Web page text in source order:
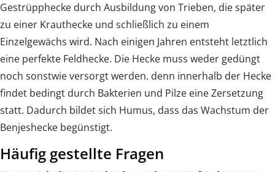
Gestrüpphecke durch Ausbildung von Trieben, die später
zu einer Krauthecke und schließlich zu einem
Einzelgewächs wird. Nach einigen Jahren entsteht letztlich
eine perfekte Feldhecke. Die Hecke muss weder gedüngt
noch sonstwie versorgt werden. denn innerhalb der Hecke
findet bedingt durch Bakterien und Pilze eine Zersetzung
statt. Dadurch bildet sich Humus, dass das Wachstum der
Benjeshecke begünstigt.
Häufig gestellte Fragen